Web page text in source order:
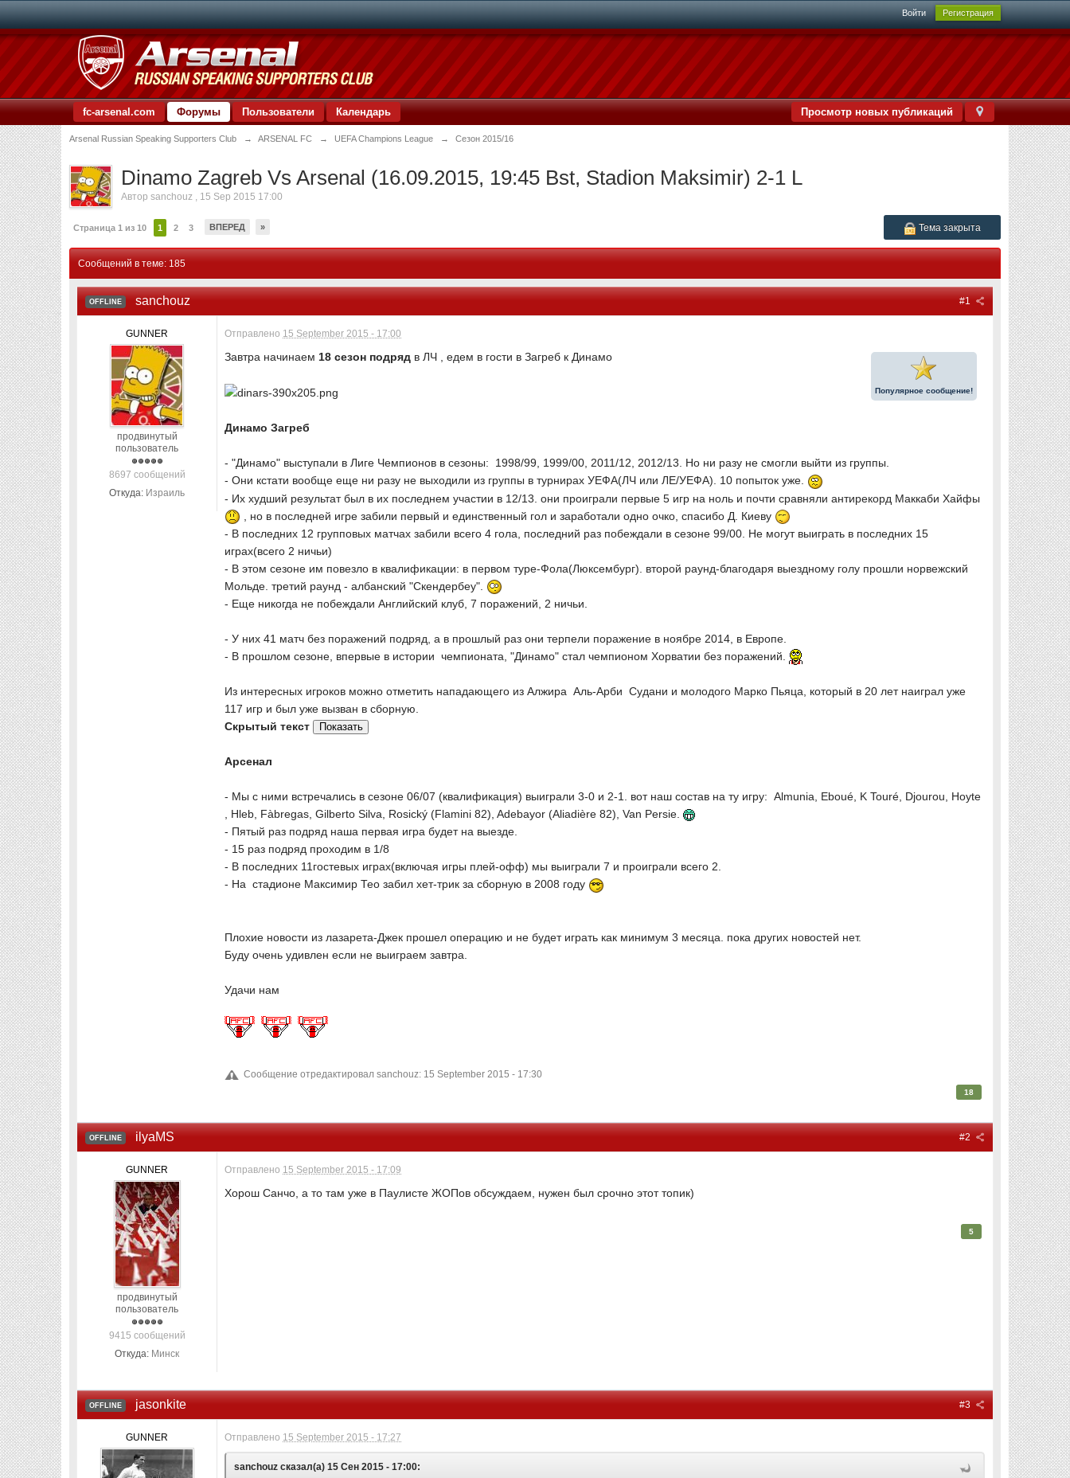
Войти Регистрация
Просмотр новых публикаций
fc-arsenal.com Форумы Пользователи Календарь
Arsenal Russian Speaking Supporters Club → ARSENAL FC → UEFA Champions League → Сезон 2015/16
Dinamo Zagreb Vs Arsenal (16.09.2015, 19:45 Bst, Stadion Maksimir) 2-1 L
Авторsanchouz , 15 Sep 2015 17:00
Страница 1 из 10 1 2 3 ВПЕРЕД » Тема закрыта
Сообщений в теме: 185
#1
OFFLINE sanchouz
GUNNER
продвинутый
пользователь
8697 сообщений
Откуда: Израиль
Отправлено 15 September 2015 - 17:00
Популярное сообщение!
Завтра начинаем 18 сезон подряд в ЛЧ , едем в гости в Загреб к Динамо
Динамо Загреб
- "Динамо" выступали в Лиге Чемпионов в сезоны: 1998/99, 1999/00, 2011/12, 2012/13. Но ни разу не смогли выйти из группы.
- Они кстати вообще еще ни разу не выходили из группы в турнирах УЕФА(ЛЧ или ЛЕ/УЕФА). 10 попыток уже.
- Их худший результат был в их последнем участии в 12/13. они проиграли первые 5 игр на ноль и почти сравняли антирекорд Маккаби Хайфы
, но в последней игре забили первый и единственный гол и заработали одно очко, спасибо Д. Киеву
- В последних 12 групповых матчах забили всего 4 гола, последний раз побеждали в сезоне 99/00. Не могут выиграть в последних 15
играх(всего 2 ничьи)
- В этом сезоне им повезло в квалификации: в первом туре-Фола(Люксембург). второй раунд-благодаря выездному голу прошли норвежский
Мольде. третий раунд - албанский "Скендербеу".
- Еще никогда не побеждали Английский клуб, 7 поражений, 2 ничьи.
- У них 41 матч без поражений подряд, а в прошлый раз они терпели поражение в ноябре 2014, в Европе.
- В прошлом сезоне, впервые в истории чемпионата, "Динамо" стал чемпионом Хорватии без поражений.
Из интересных игроков можно отметить нападающего из Алжира Аль-Арби Судани и молодого Марко Пьяца, который в 20 лет наиграл уже
117 игр и был уже вызван в сборную.
Скрытый текст
Арсенал
- Мы с ними встречались в сезоне 06/07 (квалификация) выиграли 3-0 и 2-1. вот наш состав на ту игру: Almunia, Eboué, K Touré, Djourou, Hoyte
, Hleb, Fàbregas, Gilberto Silva, Rosický (Flamini 82), Adebayor (Aliadière 82), Van Persie.
- Пятый раз подряд наша первая игра будет на выезде.
- 15 раз подряд проходим в 1/8
- В последних 11гостевых играх(включая игры плей-офф) мы выиграли 7 и проиграли всего 2.
- На стадионе Максимир Тео забил хет-трик за сборную в 2008 году
Плохие новости из лазарета-Джек прошел операцию и не будет играть как минимум 3 месяца. пока других новостей нет.
Буду очень удивлен если не выиграем завтра.
Удачи нам
Сообщение отредактировал sanchouz: 15 September 2015 - 17:30
18
#2
OFFLINE ilyaMS
GUNNER
продвинутый
пользователь
9415 сообщений
Откуда: Минск
Отправлено 15 September 2015 - 17:09
Хорош Санчо, а то там уже в Паулисте ЖОПов обсуждаем, нужен был срочно этот топик)
5
#3
OFFLINE jasonkite
GUNNER Отправлено 15 September 2015 - 17:27
sanchouz сказал(а) 15 Сен 2015 - 17:00: